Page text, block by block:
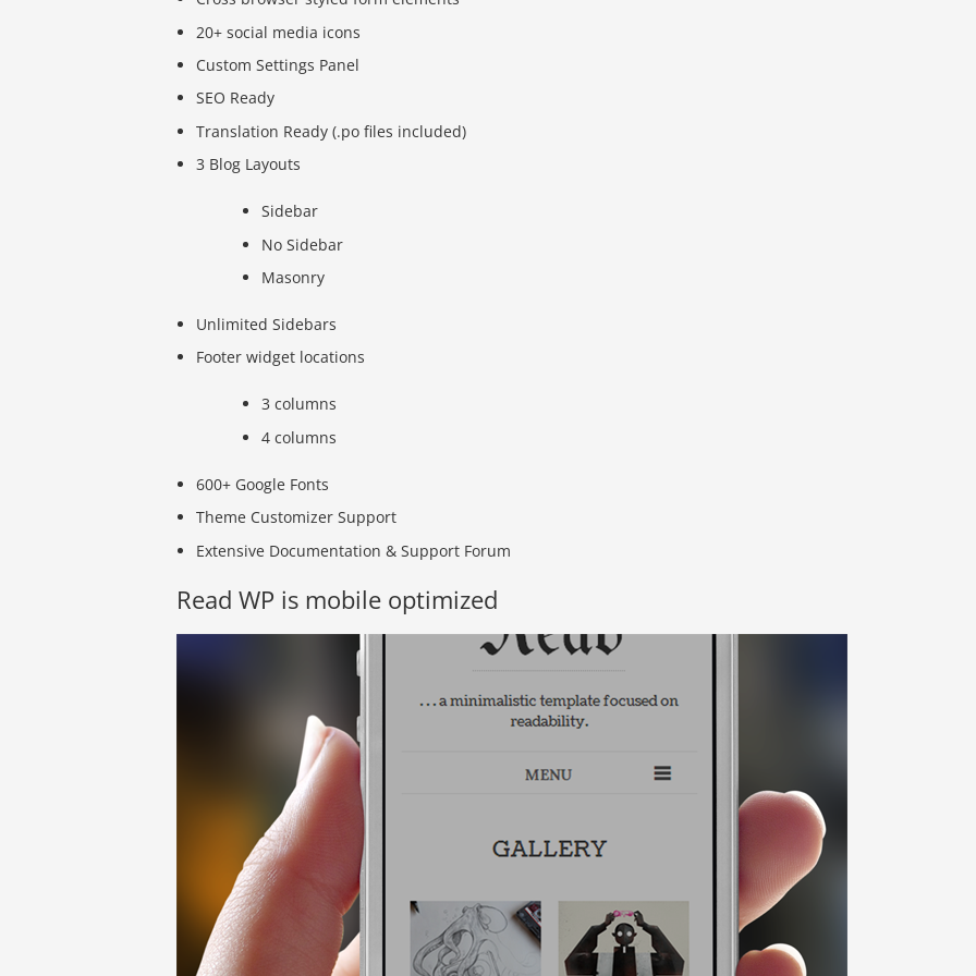
20+ social media icons
Custom Settings Panel
SEO Ready
Translation Ready (.po files included)
3 Blog Layouts
Sidebar
No Sidebar
Masonry
Unlimited Sidebars
Footer widget locations
3 columns
4 columns
600+ Google Fonts
Theme Customizer Support
Extensive Documentation & Support Forum
Read WP is mobile optimized